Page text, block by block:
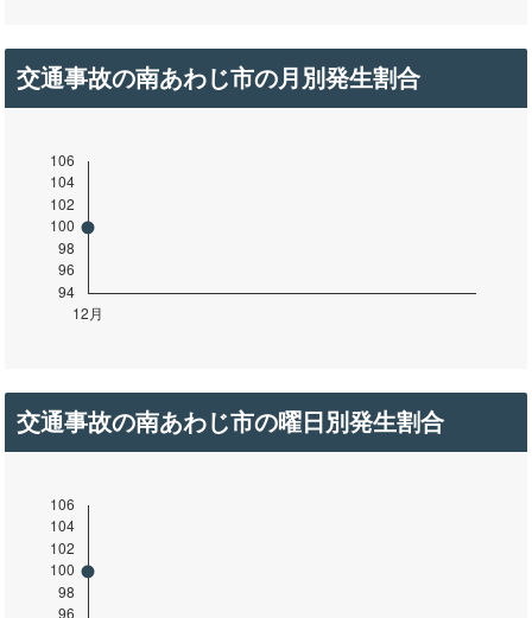
交通事故の南あわじ市の月別発生割合
交通事故の南あわじ市の曜日別発生割合